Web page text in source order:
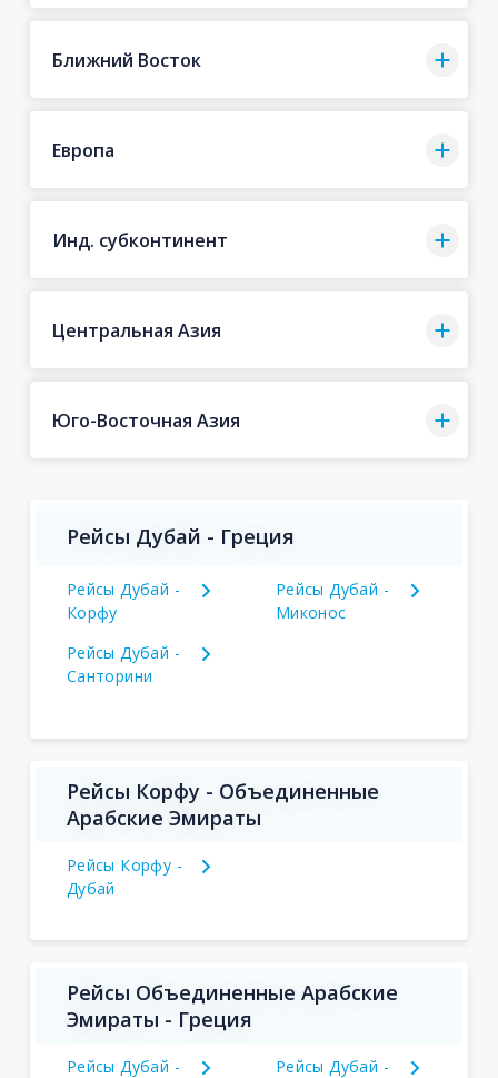
Ближний Восток
Европа
Инд. субконтинент
Центральная Азия
Юго-Восточная Азия
Рейсы Дубай - Греция
Рейсы Дубай -
Корфу
Рейсы Дубай -
Миконос
Рейсы Дубай -
Санторини
Рейсы Корфу - Объединенные
Арабские Эмираты
Рейсы Корфу -
Дубай
Рейсы Объединенные Арабские
Эмираты - Греция
Рейсы Дубай -
Рейсы Дубай -